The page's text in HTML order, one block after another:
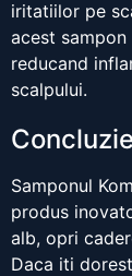
iritatiilor pe
acest
reducand
scalpului.
Concluzie
Samponul
produs
alb, opri
Daca iti